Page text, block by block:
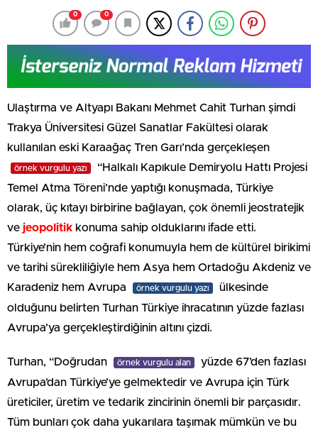
0 0
Ulaştırma ve Altyapı Bakanı Mehmet Cahit Turhan şimdi
Trakya Üniversitesi Güzel Sanatlar Fakültesi olarak
kullanılan eski Karaağaç Tren Garı’nda gerçekleşen
örnek vurgulu yazı
“Halkalı Kapıkule Demiryolu Hattı Projesi
Temel Atma Töreni’nde yaptığı konuşmada, Türkiye
olarak, üç kıtayı birbirine bağlayan, çok önemli jeostratejik
ve jeopolitik konuma sahip olduklarını ifade etti.
Türkiye’nin hem coğrafi konumuyla hem de kültürel birikimi
ve tarihi sürekliliğiyle hem Asya hem Ortadoğu Akdeniz ve
Karadeniz hem Avrupa
örnek vurgulu yazı
ülkesinde
olduğunu belirten Turhan Türkiye ihracatının yüzde fazlası
Avrupa’ya gerçekleştirdiğinin altını çizdi.
Turhan, “Doğrudan örnek vurgulu alan
yüzde 67’den fazlası
Avrupa’dan Türkiye’ye gelmektedir ve Avrupa için Türk
üreticiler, üretim ve tedarik zincirinin önemli bir parçasıdır.
Tüm bunları çok daha yukarılara taşımak mümkün ve bu